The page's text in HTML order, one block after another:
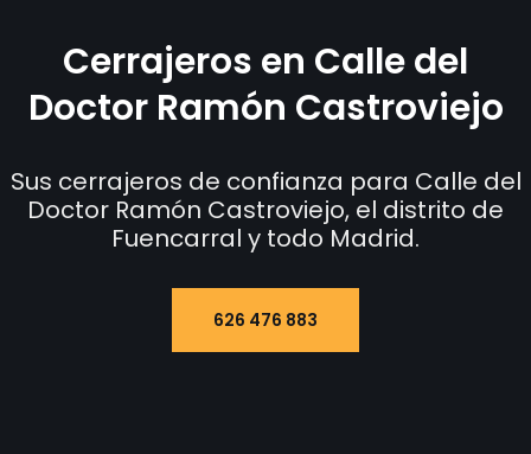
Cerrajeros en Calle del
Doctor Ramón Castroviejo
Sus cerrajeros de confianza para Calle del
Doctor Ramón Castroviejo, el distrito de
Fuencarral y todo Madrid.
626 476 883